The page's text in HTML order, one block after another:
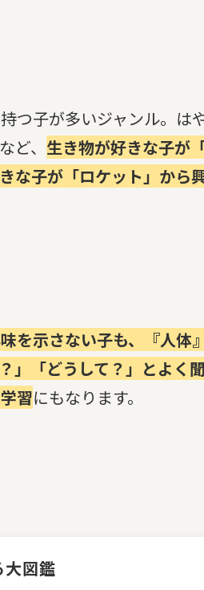
つ子が多いジャンル。は
ど、 生き物が好きな子が
な子が「ロケット」から
を示さない子も、『人体
」「どうして？」とよく
習にもなります。
大図鑑